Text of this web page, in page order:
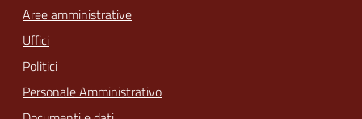
Aree amministrative
Uffici
Politici
Personale Amministrativo